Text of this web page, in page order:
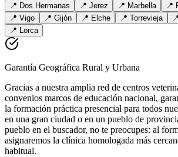
📍 Dos Hermanas 📍 Jerez 📍 Marbella 📍
📍 Vigo 📍 Gijón 📍 Elche 📍 Torrevieja
📍 Lorca
Garantía Geográfica Rural y Urbana
Gracias a nuestra amplia red de centros
convenios marcos de educación nacional,
la formación práctica presencial para todos
en una gran ciudad o en un pueblo de
pueblo en el buscador, no te preocupes: al
asignaremos la clínica homologada más
habitual.